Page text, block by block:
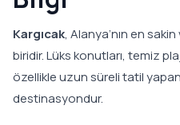
Kargıcak, Alanya’nın en
biridir. Lüks konutları, temiz
özellikle uzun süreli tatil
destinasyondur.